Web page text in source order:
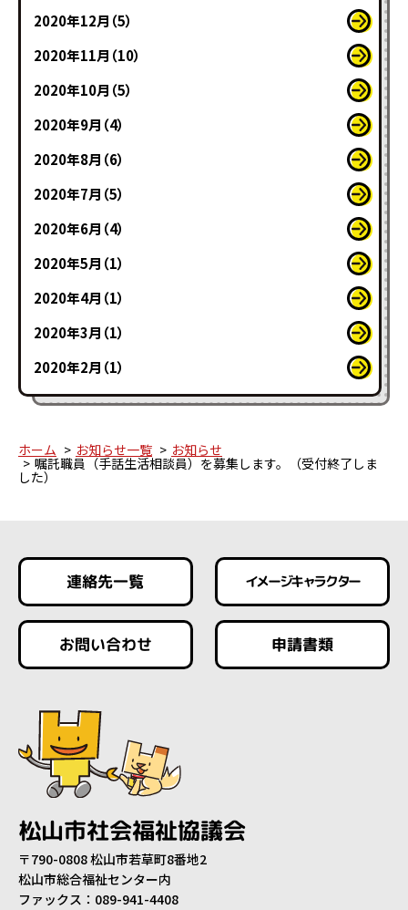
2020年12月（5）
2020年11月（10）
2020年10月（5）
2020年9月（4）
2020年8月（6）
2020年7月（5）
2020年6月（4）
2020年5月（1）
2020年4月（1）
2020年3月（1）
2020年2月（1）
ホーム お知らせ一覧 お知らせ
嘱託職員（手話生活相談員）を募集します。（受付終了しま
した）
連絡先一覧 イメージキャラクター
お問い合わせ 申請書類
松山市社会福祉協議会
〒790-0808 松山市若草町8番地2
松山市総合福祉センター内
ファックス：089-941-4408